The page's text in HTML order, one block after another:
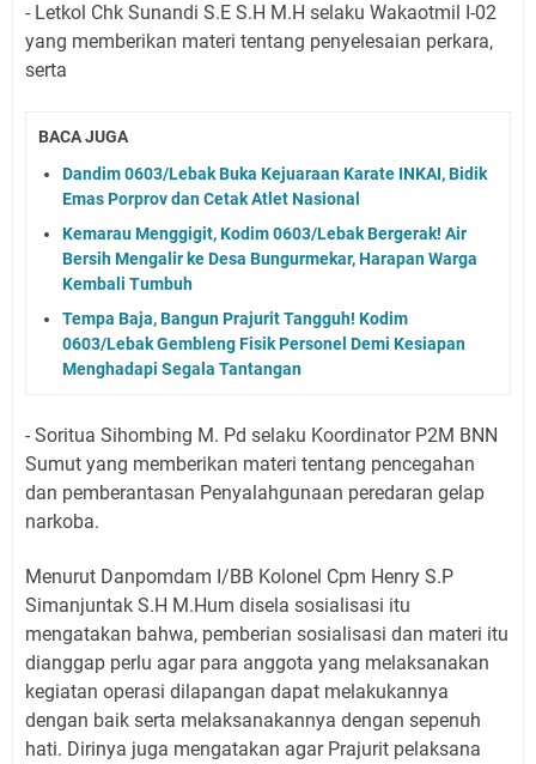
- Letkol Chk Sunandi S.E S.H M.H selaku Wakaotmil I-02
yang memberikan materi tentang penyelesaian perkara,
serta
BACA JUGA
Dandim 0603/Lebak Buka Kejuaraan Karate INKAI, Bidik
Emas Porprov dan Cetak Atlet Nasional
Kemarau Menggigit, Kodim 0603/Lebak Bergerak! Air
Bersih Mengalir ke Desa Bungurmekar, Harapan Warga
Kembali Tumbuh
Tempa Baja, Bangun Prajurit Tangguh! Kodim
0603/Lebak Gembleng Fisik Personel Demi Kesiapan
Menghadapi Segala Tantangan
- Soritua Sihombing M. Pd selaku Koordinator P2M BNN
Sumut yang memberikan materi tentang pencegahan
dan pemberantasan Penyalahgunaan peredaran gelap
narkoba.
Menurut Danpomdam I/BB Kolonel Cpm Henry S.P
Simanjuntak S.H M.Hum disela sosialisasi itu
mengatakan bahwa, pemberian sosialisasi dan materi itu
dianggap perlu agar para anggota yang melaksanakan
kegiatan operasi dilapangan dapat melakukannya
dengan baik serta melaksanakannya dengan sepenuh
hati. Dirinya juga mengatakan agar Prajurit pelaksana